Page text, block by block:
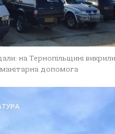
на Тернопільщині
допомога